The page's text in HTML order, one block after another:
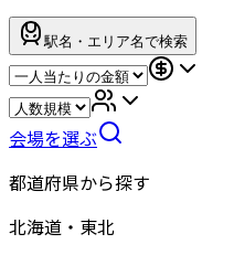
駅名・エリア名で検索
会場を選ぶ
都道府県から探す
北海道・東北